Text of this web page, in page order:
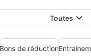
Toutes
Bons de réduction